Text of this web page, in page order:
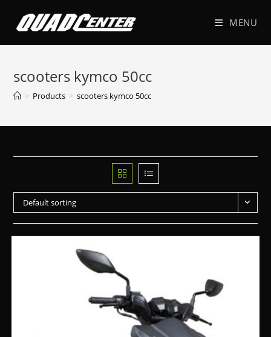
MENU
scooters kymco 50cc
> Products > scooters kymco 50cc
Default sorting